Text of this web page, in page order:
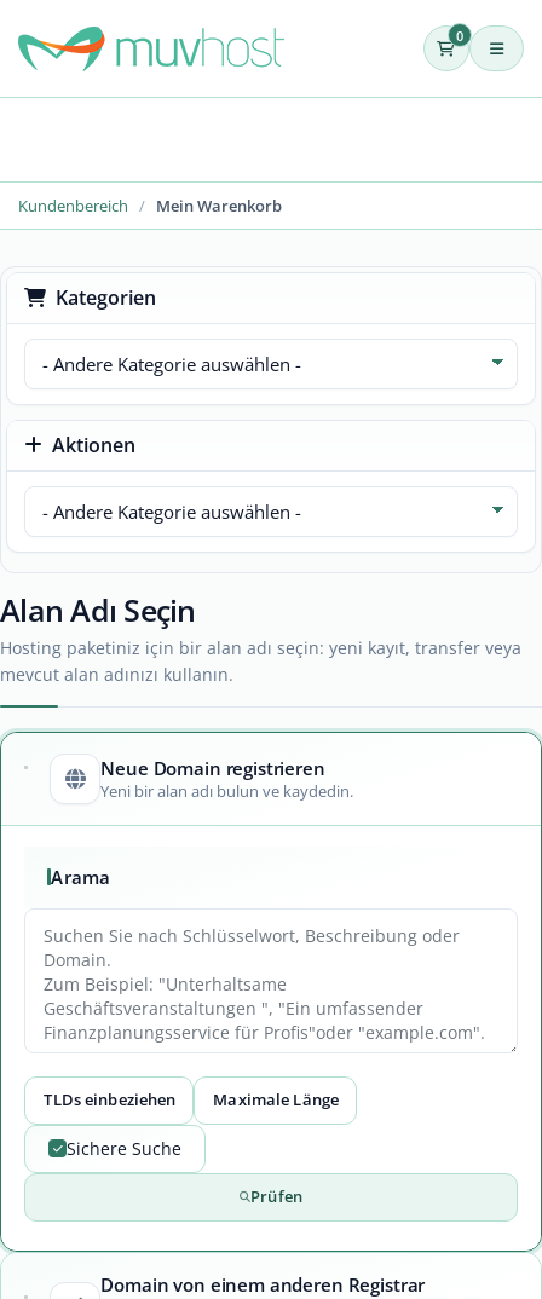
0
Kundenbereich Mein Warenkorb
Kategorien
Aktionen
Alan Adı Seçin
Hosting paketiniz için bir alan adı seçin: yeni kayıt, transfer veya
mevcut alan adınızı kullanın.
Neue Domain registrieren
Yeni bir alan adı bulun ve kaydedin.
Arama
TLDs einbeziehen Maximale Länge
Sichere Suche
Prüfen
Domain von einem anderen Registrar